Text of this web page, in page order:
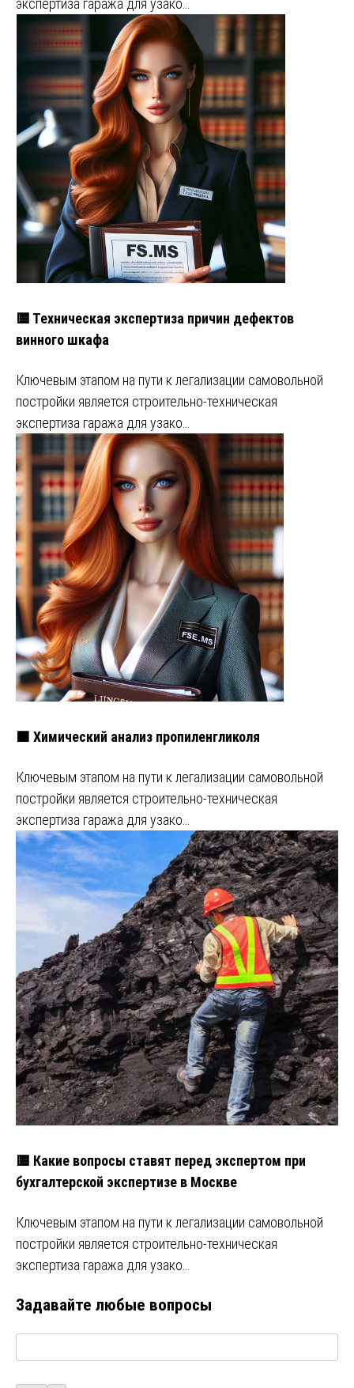
экспертиза гаража для узако…
🟨 Техническая экспертиза причин дефектов
винного шкафа
Ключевым этапом на пути к легализации самовольной
постройки является строительно-техническая
экспертиза гаража для узако…
🟧 Химический анализ пропиленгликоля
Ключевым этапом на пути к легализации самовольной
постройки является строительно-техническая
экспертиза гаража для узако…
🟨 Какие вопросы ставят перед экспертом при
бухгалтерской экспертизе в Москве
Ключевым этапом на пути к легализации самовольной
постройки является строительно-техническая
экспертиза гаража для узако…
Задавайте любые вопросы